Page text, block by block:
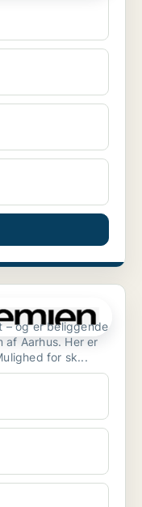
– og er beliggende
af Aarhus. Her er
for sk...